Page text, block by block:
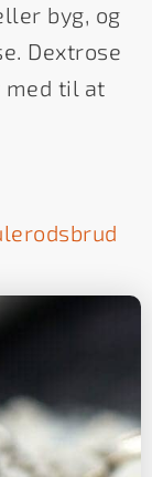
byg, og
Dextrose
til at